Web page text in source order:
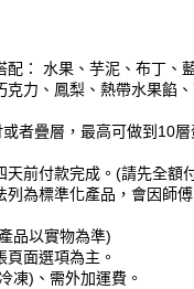
： 水果、芋泥、布丁、
克力、鳳梨、熱帶水果餡
者疊層，最高可做到10層
前付款完成。(請先全額
為標準化產品，會因師傅
品以實物為準)
面選項為主。
凍)、需外加運費。